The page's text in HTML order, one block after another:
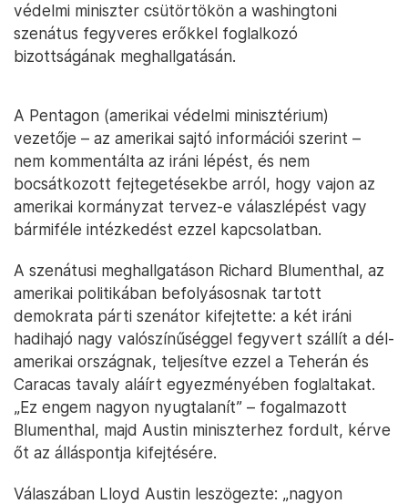
védelmi miniszter csütörtökön a washingtoni
szenátus fegyveres erőkkel foglalkozó
bizottságának meghallgatásán.
A Pentagon (amerikai védelmi minisztérium)
vezetője – az amerikai sajtó információi szerint –
nem kommentálta az iráni lépést, és nem
bocsátkozott fejtegetésekbe arról, hogy vajon az
amerikai kormányzat tervez-e válaszlépést vagy
bármiféle intézkedést ezzel kapcsolatban.
A szenátusi meghallgatáson Richard Blumenthal, az
amerikai politikában befolyásosnak tartott
demokrata párti szenátor kifejtette: a két iráni
hadihajó nagy valószínűséggel fegyvert szállít a dél-
amerikai országnak, teljesítve ezzel a Teherán és
Caracas tavaly aláírt egyezményében foglaltakat.
„Ez engem nagyon nyugtalanít” – fogalmazott
Blumenthal, majd Austin miniszterhez fordult, kérve
őt az álláspontja kifejtésére.
Válaszában Lloyd Austin leszögezte: „nagyon